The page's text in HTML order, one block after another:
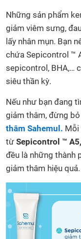
Những sản phẩm
giảm viêm sưng,
lấy nhân mụn. Bạn
chứa Sepicontrol ™
sepicontrol, BHA,…
siêu thần kỳ.
Nếu như bạn đang
giảm thâm, đừng
thâm Sahemul. Mỗi
từ Sepicontrol ™
đều là những thành
giảm thâm hiệu quả.